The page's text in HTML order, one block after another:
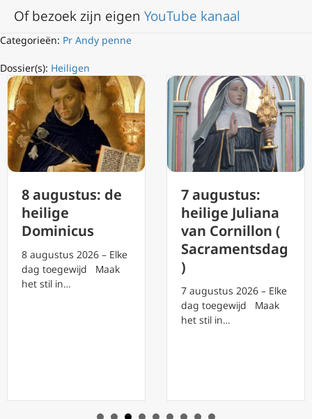
Of bezoek zijn eigen YouTube kanaal
Categorieën: Pr Andy penne
Dossier(s): Heiligen
8 augustus: de
heilige
Dominicus
8 augustus 2026 – Elke
dag toegewijd Maak
het stil in…
7 augustus:
heilige Juliana
van Cornillon (
Sacramentsdag
)
7 augustus 2026 – Elke
dag toegewijd Maak
het stil in…